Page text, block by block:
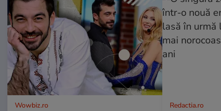
Wowbiz.ro Redactia.ro